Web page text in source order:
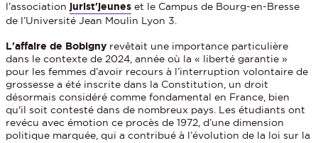
l’associationjurist'jeunes et le Campus de Bourg-en-Bresse
de l’Université Jean Moulin Lyon 3.
L'affaire de Bobigny revêtait une importance particulière
dans le contexte de 2024, année où la « liberté garantie »
pour les femmes d’avoir recours à l’interruption volontaire de
grossesse a été inscrite dans la Constitution, un droit
désormais considéré comme fondamental en France, bien
qu'il soit contesté dans de nombreux pays. Les étudiants ont
revécu avec émotion ce procès de 1972, d’une dimension
politique marquée, qui a contribué à l’évolution de la loi sur la